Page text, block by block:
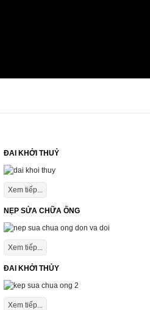
ĐAI KHỞI THUỶ
Xem tiếp...
NẸP SỬA CHỮA ỐNG
Xem tiếp...
ĐAI KHỞI THỦY
Xem tiếp...